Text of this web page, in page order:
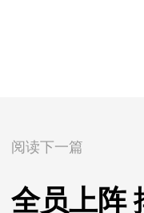
阅读下一篇
全员上阵